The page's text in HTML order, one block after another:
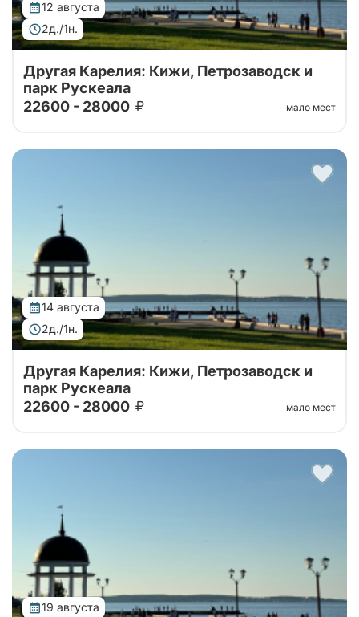
12 августа
2д./1н.
Тур от наших проверенных партнеров. Автобусный
тур 2 дня: крепость Корела, водопады Ахвенкоски ,
Рускеала, Кижи и ферма
Другая Карелия: Кижи, Петрозаводск и
парк Рускеала
22600 - 28000
мало мест
14 августа
2д./1н.
Тур от наших проверенных партнеров. Автобусный
тур 2 дня: крепость Корела, водопады Ахвенкоски ,
Рускеала, Кижи и ферма
Другая Карелия: Кижи, Петрозаводск и
парк Рускеала
22600 - 28000
мало мест
19 августа